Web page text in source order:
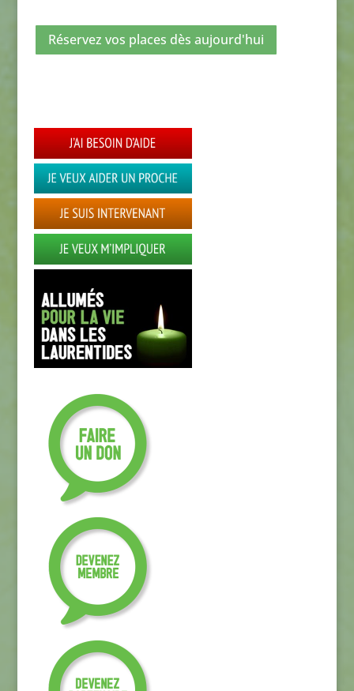
Réservez vos places dès aujourd'hui